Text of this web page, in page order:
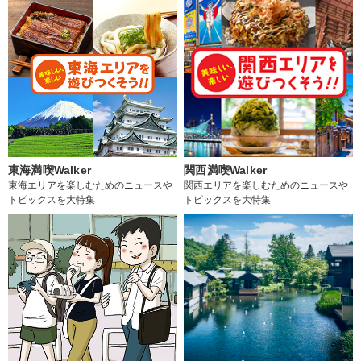
東海満喫Walker
東海エリアを楽しむためのニュースや
トピックスを大特集
関西満喫Walker
関西エリアを楽しむためのニュースや
トピックスを大特集